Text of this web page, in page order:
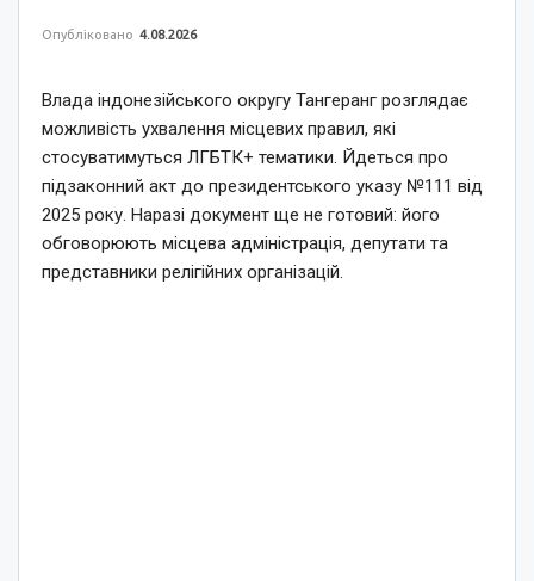
Опубліковано 4.08.2026
Влада індонезійського округу Тангеранг розглядає
можливість ухвалення місцевих правил, які
стосуватимуться ЛГБТК+ тематики. Йдеться про
підзаконний акт до президентського указу №111 від
2025 року. Наразі документ ще не готовий: його
обговорюють місцева адміністрація, депутати та
представники релігійних організацій.